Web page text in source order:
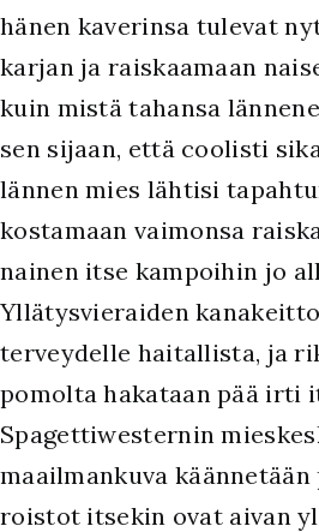
hänen kaverinsa tulevat
karjan ja raiskaamaan
kuin mistä tahansa
sen sijaan, että coolisti
lännen mies lähtisi
kostamaan vaimonsa
nainen itse kampoihin jo
Yllätysvieraiden
terveydelle haitallista, ja
pomolta hakataan pää irti
Spagettiwesternin
maailmankuva käännetään
roistot itsekin ovat aivan